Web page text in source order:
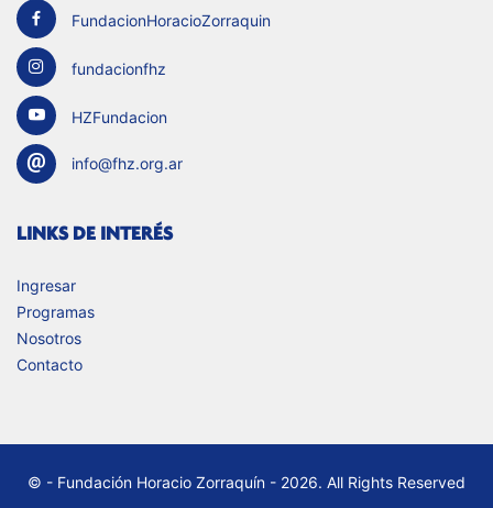
FundacionHoracioZorraquin
fundacionfhz
HZFundacion
info@fhz.org.ar
LINKS DE INTERÉS
Ingresar
Programas
Nosotros
Contacto
© - Fundación Horacio Zorraquín - 2026. All Rights Reserved